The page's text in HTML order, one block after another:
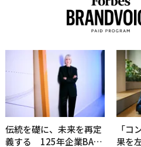
伝統を礎に、未来を再定
義する 125年企業BAT
「コ
果を